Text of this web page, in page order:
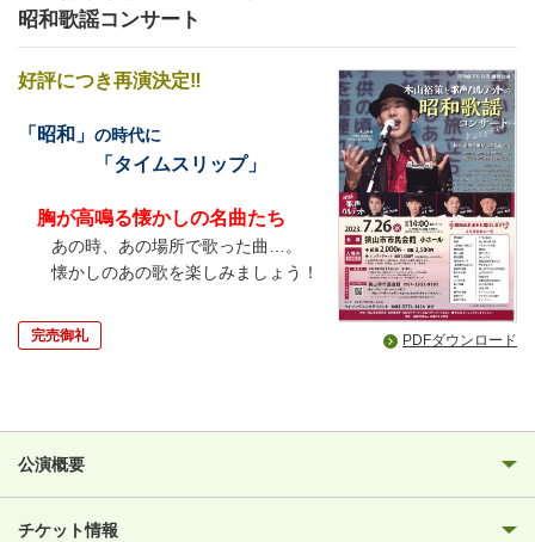
昭和歌謡コンサート
好評につき再演決定‼
「昭和」 の時代に
「タイムスリップ」
胸が高鳴る懐かしの名曲たち
あの時、あの場所で歌った曲…。
懐かしのあの歌を楽しみましょう！
完売御礼 PDFダウンロード
公演概要
チケット情報